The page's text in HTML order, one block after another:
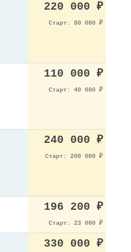
220 000 ₽
Старт: 80 000 ₽
110 000 ₽
Старт: 40 000 ₽
240 000 ₽
Старт: 200 000 ₽
196 200 ₽
Старт: 23 000 ₽
330 000 ₽